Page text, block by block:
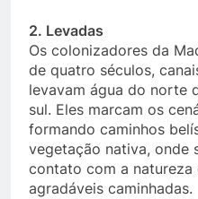
2. Levadas
Os colonizadores da
de quatro séculos,
levavam água do norte
sul. Eles marcam os
formando caminhos
vegetação nativa, onde
contato com a natureza
agradáveis caminhadas.